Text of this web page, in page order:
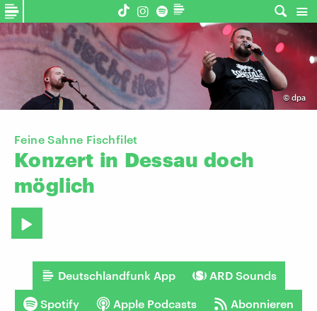
© dpa
Feine Sahne Fischfilet
Konzert in Dessau doch
möglich
Deutschlandfunk App ARD Sounds
Spotify Apple Podcasts Abonnieren